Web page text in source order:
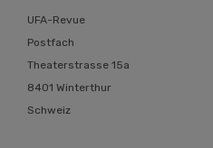
UFA-Revue
Postfach
Theaterstrasse 15a
8401 Winterthur
Schweiz